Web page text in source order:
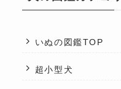
いぬの図鑑TOP
超小型犬